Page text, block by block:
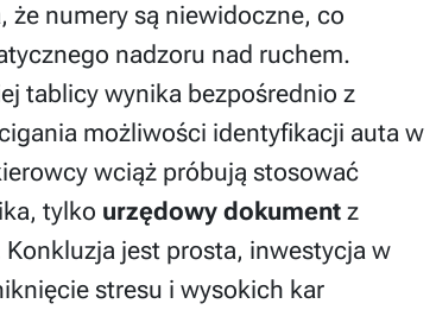
numery są niewidoczne, co
nadzoru nad ruchem.
tablicy wynika bezpośrednio z
możliwości identyfikacji auta w
wciąż próbują stosować
tylko urzędowy dokument z
jest prosta, inwestycja w
stresu i wysokich kar